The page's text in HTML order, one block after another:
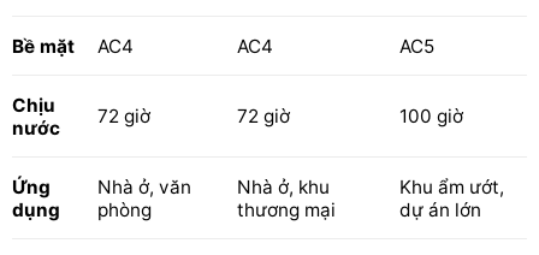
Bề mặt AC4 AC4 AC5
Chịu
nước
72 giờ 72 giờ 100 giờ
Ứng
dụng
Nhà ở, văn
phòng
Nhà ở, khu
thương mại
Khu ẩm ướt,
dự án lớn